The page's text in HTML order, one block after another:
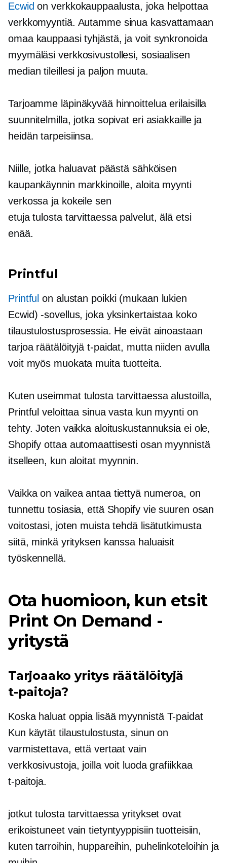
Ecwid on verkkokauppaalusta, joka helpottaa
verkkomyyntiä. Autamme sinua kasvattamaan
omaa kauppaasi tyhjästä, ja voit synkronoida
myymäläsi verkkosivustollesi, sosiaalisen
median tileillesi ja paljon muuta.
Tarjoamme läpinäkyvää hinnoittelua erilaisilla
suunnitelmilla, jotka sopivat eri asiakkaille ja
heidän tarpeisiinsa.
Niille, jotka haluavat päästä sähköisen
kaupankäynnin markkinoille, aloita myynti
verkossa ja kokeile sen
etujatulosta tarvittaessapalvelut, älä etsi
enää.
Printful
Printful on alustan poikki(mukaan lukien
Ecwid) -sovellus, joka yksinkertaistaa koko
tilaustulostusprosessia. He eivät ainoastaan ​​
tarjoa räätälöityjä t-paidat, mutta niiden avulla
voit myös muokata muita tuotteita.
Kuten useimmat tulosta tarvittaessaalustoilla,
Printful veloittaa sinua vasta kun myynti on
tehty. Joten vaikka aloituskustannuksia ei ole,
Shopify ottaa automaattisesti osan myynnistä
itselleen, kun aloitat myynnin.
Vaikka on vaikea antaa tiettyä numeroa, on
tunnettu tosiasia, että Shopify vie suuren osan
voitostasi, joten muista tehdä lisätutkimusta
siitä, minkä yrityksen kanssa haluaisit
työskennellä.
Ota huomioon, kun etsit
Print On Demand -
yritystä
Tarjoaako yritys räätälöityjä
t-paitoja?
Koska haluat oppia lisää myynnistä T-paidat
Kun käytät tilaustulostusta, sinun on
varmistettava, että vertaat vain
verkkosivustoja, joilla voit luoda grafiikkaa
t-paitoja.
jotkuttulosta tarvittaessa yritykset ovat
erikoistuneet vain tietyntyyppisiin tuotteisiin,
kuten tarroihin, huppareihin, puhelinkoteloihin ja